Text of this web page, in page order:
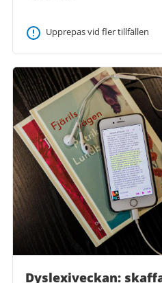
Upprepas vid fler tillfällen
Dyslexiveckan: